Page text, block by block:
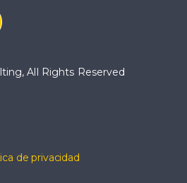
All Rights Reserved
de privacidad